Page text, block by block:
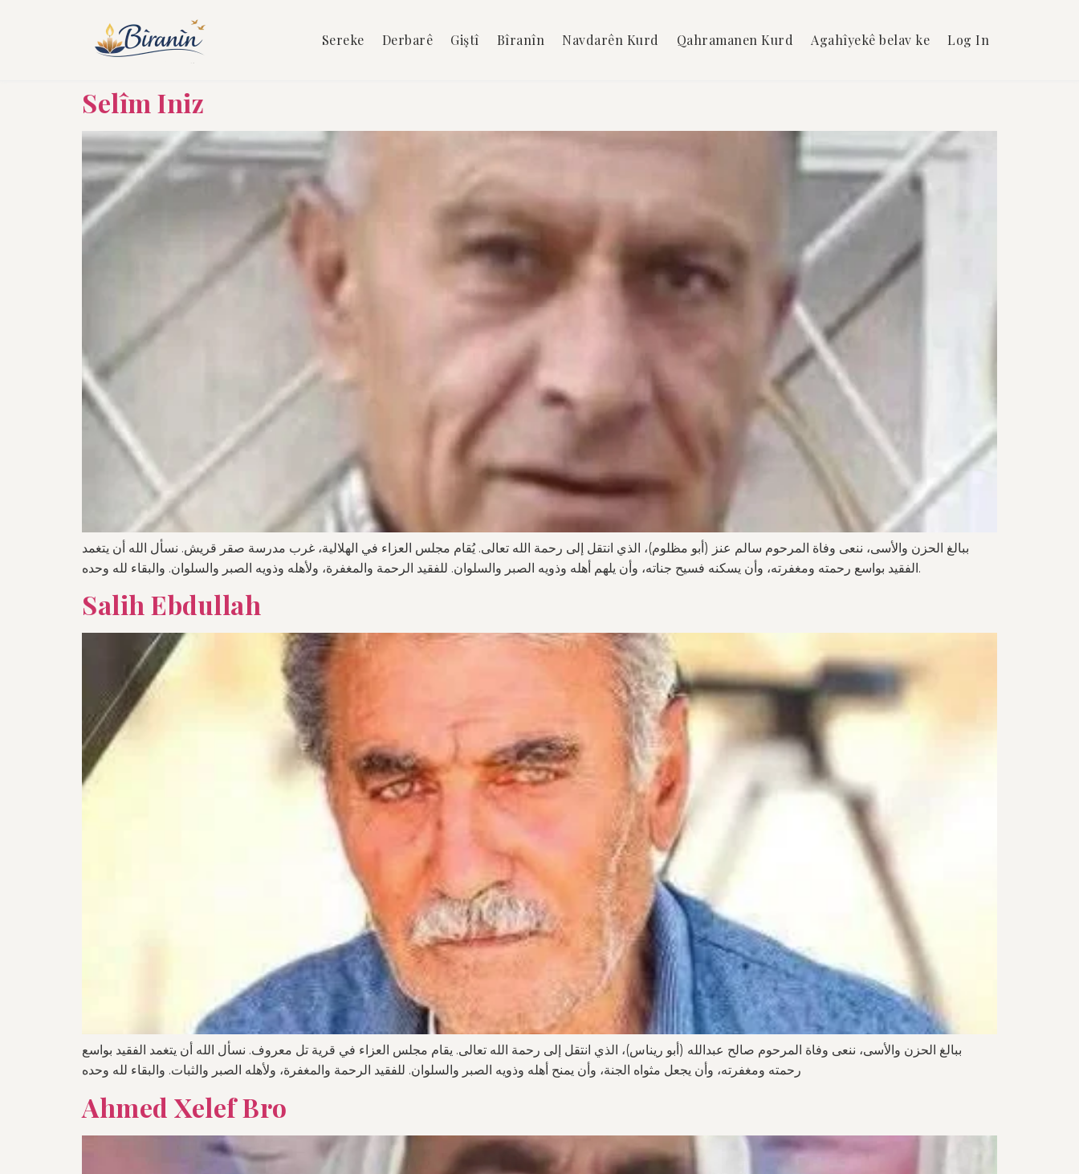
Sereke Derbarê Giştî Bîranîn Navdarên Kurd Qahramanen Kurd Agahîyekê belav ke Log In
Selîm Iniz
ببالغ الحزن والأسى، ننعى وفاة المرحوم سالم عنز (أبو مظلوم)، الذي انتقل إلى رحمة الله تعالى. يُقام مجلس العزاء في الهلالية، غرب مدرسة صقر قريش. نسأل الله أن يتغمد
الفقيد بواسع رحمته ومغفرته، وأن يسكنه فسيح جناته، وأن يلهم أهله وذويه الصبر والسلوان. للفقيد الرحمة والمغفرة، ولأهله وذويه الصبر والسلوان. والبقاء لله وحده.
Salih Ebdullah
ببالغ الحزن والأسى، ننعى وفاة المرحوم صالح عبدالله (أبو ريناس)، الذي انتقل إلى رحمة الله تعالى. يقام مجلس العزاء في قرية تل معروف. نسأل الله أن يتغمد الفقيد بواسع
رحمته ومغفرته، وأن يجعل مثواه الجنة، وأن يمنح أهله وذويه الصبر والسلوان. للفقيد الرحمة والمغفرة، ولأهله الصبر والثبات. والبقاء لله وحده
Ahmed Xelef Bro